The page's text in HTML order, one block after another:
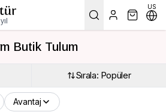
US
Butik Tulum
Sırala: Popüler
Avantaj